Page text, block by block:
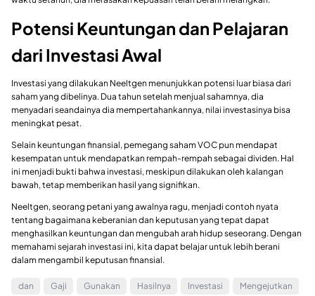
Potensi Keuntungan dan Pelajaran
dari Investasi Awal
Investasi yang dilakukan Neeltgen menunjukkan potensi luar biasa dari
saham yang dibelinya. Dua tahun setelah menjual sahamnya, dia
menyadari seandainya dia mempertahankannya, nilai investasinya bisa
meningkat pesat.
Selain keuntungan finansial, pemegang saham VOC pun mendapat
kesempatan untuk mendapatkan rempah-rempah sebagai dividen. Hal
ini menjadi bukti bahwa investasi, meskipun dilakukan oleh kalangan
bawah, tetap memberikan hasil yang signifikan.
Neeltgen, seorang petani yang awalnya ragu, menjadi contoh nyata
tentang bagaimana keberanian dan keputusan yang tepat dapat
menghasilkan keuntungan dan mengubah arah hidup seseorang. Dengan
memahami sejarah investasi ini, kita dapat belajar untuk lebih berani
dalam mengambil keputusan finansial.
dan Gaji Gunakan Hasilnya Investasi
Mengejutkan